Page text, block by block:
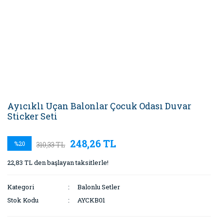
Ayıcıklı Uçan Balonlar Çocuk Odası Duvar
Sticker Seti
%20 310,33 TL 248,26 TL
22,83 TL den başlayan taksitlerle!
Kategori
Balonlu Setler
Stok Kodu
AYCKB01